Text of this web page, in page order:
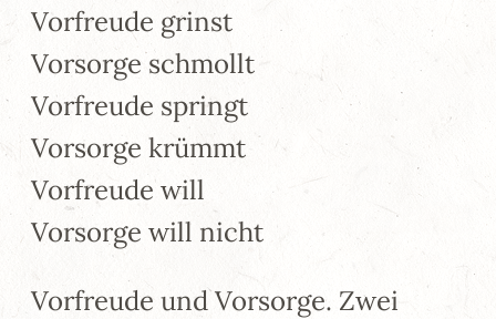
Vorfreude grinst
Vorsorge schmollt
Vorfreude springt
Vorsorge krümmt
Vorfreude will
Vorsorge will nicht
Vorfreude und Vorsorge. Zwei